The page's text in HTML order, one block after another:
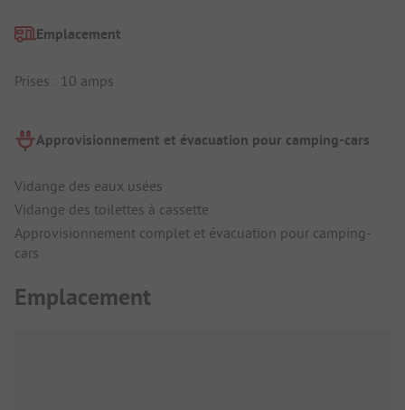
Emplacement
Prises : 10 amps
Approvisionnement et évacuation pour camping-cars
Vidange des eaux usées
Vidange des toilettes à cassette
Approvisionnement complet et évacuation pour camping-
cars
Emplacement